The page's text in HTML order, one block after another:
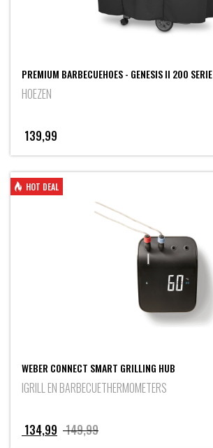
PREMIUM BARBECUEHOES - GENESIS II 200 SERIE
HOEZEN
139,99
HOT DEAL
WEBER CONNECT SMART GRILLING HUB
IGRILL EN BARBECUETHERMOMETERS
149,99Oorspronkelijke
134,99
Huidige